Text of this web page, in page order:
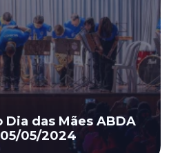
das Mães ABDA
05/2024